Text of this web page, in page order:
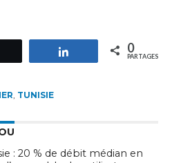
Partagez 0
PARTAGES
TUNISIE
: 20 % de débit médian en